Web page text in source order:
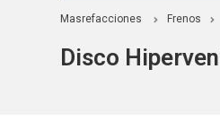
Masrefacciones Frenos
Disco